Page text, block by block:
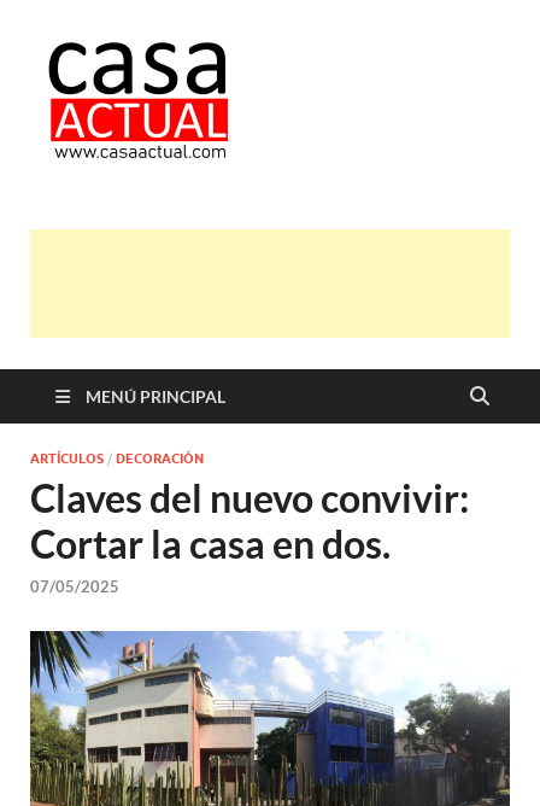
MENÚ PRINCIPAL
ARTÍCULOS / DECORACIÓN
Claves del nuevo convivir:
Cortar la casa en dos.
07/05/2025